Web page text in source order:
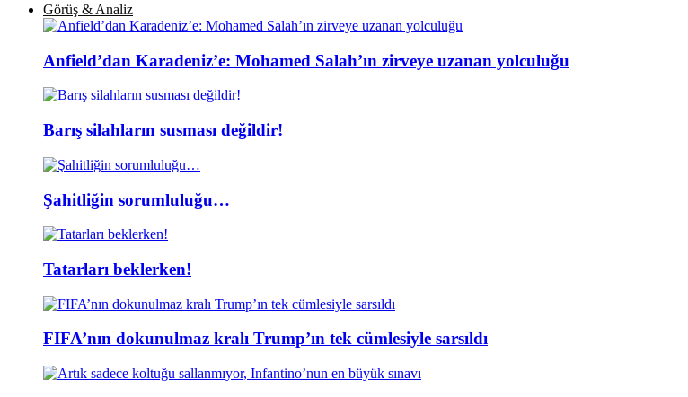
Görüş & Analiz
Anfield’dan Karadeniz’e: Mohamed Salah’ın zirveye uzanan yolculuğu
Barış silahların susması değildir!
Şahitliğin sorumluluğu…
Tatarları beklerken!
FIFA’nın dokunulmaz kralı Trump’ın tek cümlesiyle sarsıldı